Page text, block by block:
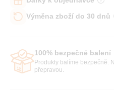
Výměna zboží do 30 dnů
100% bezpečné balení
Produkty balíme bezpečně.
přepravou.